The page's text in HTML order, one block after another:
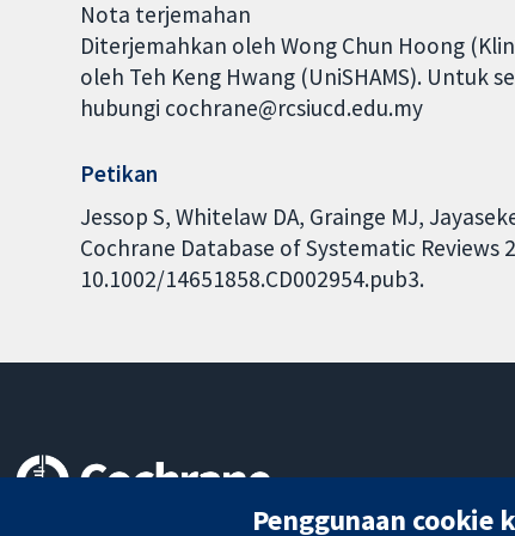
Nota terjemahan
Diterjemahkan oleh Wong Chun Hoong
oleh Teh Keng Hwang (UniSHAMS). Untuk
hubungi cochrane@rcsiucd.edu.my
Petikan
Jessop S, Whitelaw DA, Grainge MJ,
Cochrane Database of Systematic Reviews
10.1002/14651858.CD002954.pub3.
Penggunaan cookie